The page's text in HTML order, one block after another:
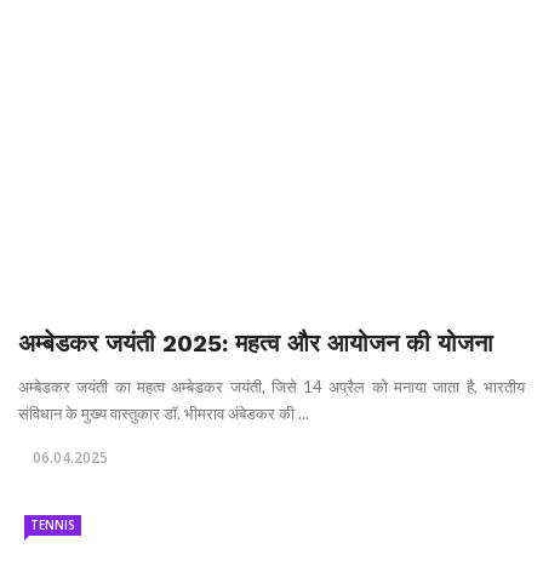
अम्बेडकर जयंती 2025: महत्व और आयोजन की योजना
अम्बेडकर जयंती का महत्व अम्बेडकर जयंती, जिसे 14 अप्रैल को मनाया जाता है, भारतीय
संविधान के मुख्य वास्तुकार डॉ. भीमराव अंबेडकर की ...
06.04.2025
TENNIS